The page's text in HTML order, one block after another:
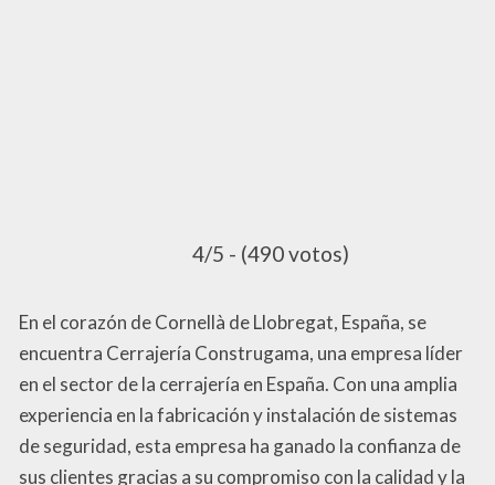
4/5 - (490 votos)
En el corazón de Cornellà de Llobregat, España, se
encuentra Cerrajería Construgama, una empresa líder
en el sector de la cerrajería en España. Con una amplia
experiencia en la fabricación y instalación de sistemas
de seguridad, esta empresa ha ganado la confianza de
sus clientes gracias a su compromiso con la calidad y la